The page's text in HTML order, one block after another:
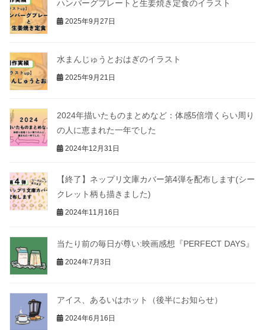
ハンバーグプレートと生姜焼き定食のイラスト
2025年9月27日
水まんじゅうとおはぎのイラスト
2025年9月21日
2024年描いたものまとめなど：体感5倍増くらい周り
の人に恵まれた一年でした
2024年12月31日
【終了】ネップリ文庫カバー第4弾を配布します(シー
クレット柄も描きました)
2024年11月16日
当たり前の毎日が尊い:映画感想『PERFECT DAYS』
2024年7月3日
アイス、あるいはホット（後半にお知らせ）
2024年6月16日